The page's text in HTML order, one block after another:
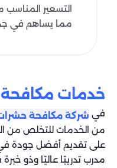
التسعير
مما يساهم في
خدمات
في شركة مكافحة
من الخدمات للتخلص من
على تقديم أفضل جودة في
مدرب تدريبًا عاليًا وذو